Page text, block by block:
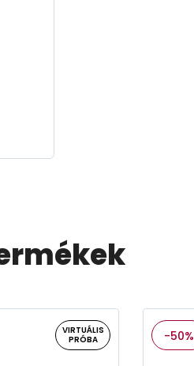
VIRTUÁLIS
PRÓBA
-50%